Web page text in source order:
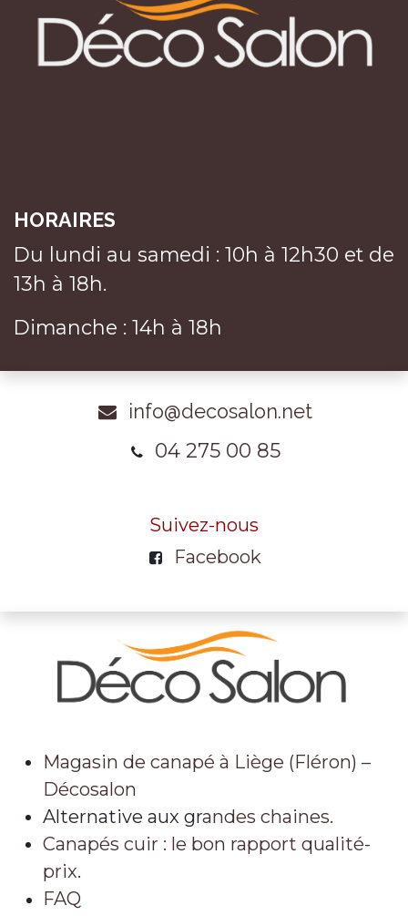
HORAIRES
Du lundi au samedi : 10h à 12h30 et de
13h à 18h.
Dimanche : 14h à 18h
info@decosalon.net
04 275 00 85
Suivez-nous
Facebook
Magasin de canapé à Liège (Fléron) –
Décosalon
Alternative aux grandes chaines.
Canapés cuir : le bon rapport qualité-
prix.
FAQ